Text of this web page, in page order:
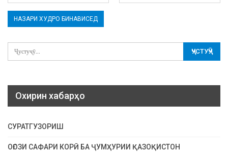
Охирин хабарҳо
СУРАТГУЗОРИШ
ОҒОЗИ САФАРИ КОРӢ БА ҶУМҲУРИИ ҚАЗОҚИСТОН